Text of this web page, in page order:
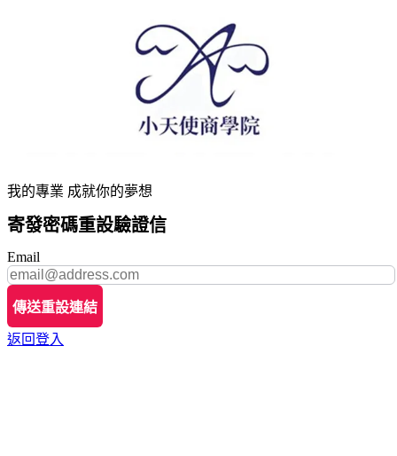
我的專業 成就你的夢想
寄發密碼重設驗證信
Email
傳送重設連結
返回登入